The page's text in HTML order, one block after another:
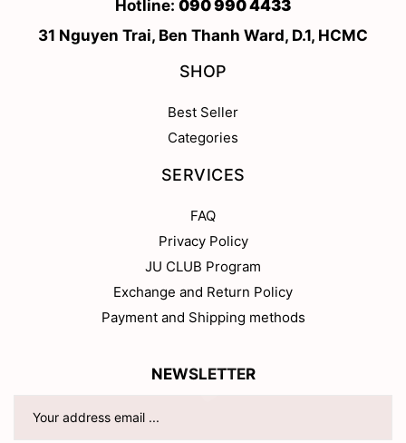
Hotline: 090 990 4433
31 Nguyen Trai, Ben Thanh Ward, D.1, HCMC
SHOP
Best Seller
Categories
SERVICES
FAQ
Privacy Policy
JU CLUB Program
Exchange and Return Policy
Payment and Shipping methods
NEWSLETTER